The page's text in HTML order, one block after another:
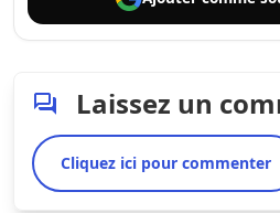
Laissez un
Cliquez ici pour commenter